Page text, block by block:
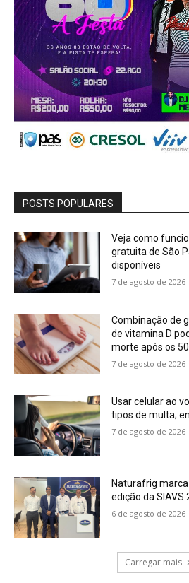
POSTS POPULARES
Veja como
gratuita de São
disponíveis
7 de agosto de 2026
Combinação de
de vitamina D
morte após os
7 de agosto de 2026
Usar celular ao
tipos de multa;
7 de agosto de 2026
Naturafrig
edição da SIAVS
6 de agosto de 2026
Carregar mais